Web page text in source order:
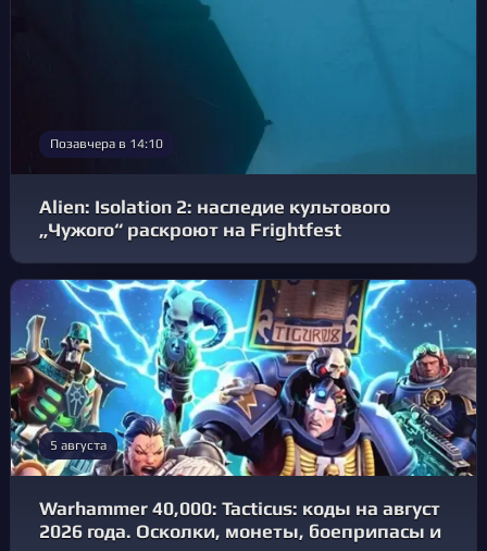
Позавчера в 14:10
Alien: Isolation 2: наследие культового
„Чужого“ раскроют на Frightfest
5 августа
Warhammer 40,000: Tacticus: коды на август
2026 года. Осколки, монеты, боеприпасы и